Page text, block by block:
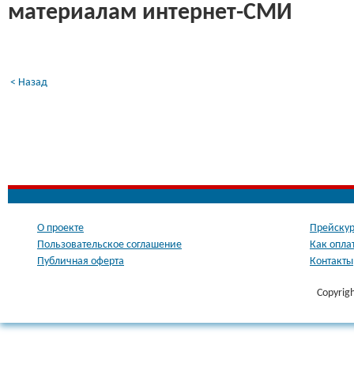
материалам интернет-СМИ
< Назад
О проекте
Пользовательское соглашение
Публичная оферта
Как
Контакты